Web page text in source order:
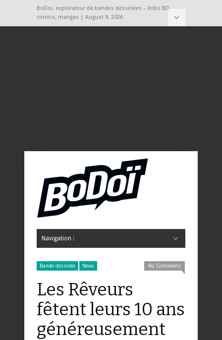
BoDoï, explorateur de bandes dessinées – Infos BD,
comics, mangas | August 9, 2026
Navigation :
Bande dessinée News No Comments
Les Rêveurs
fêtent leurs 10 ans
généreusement